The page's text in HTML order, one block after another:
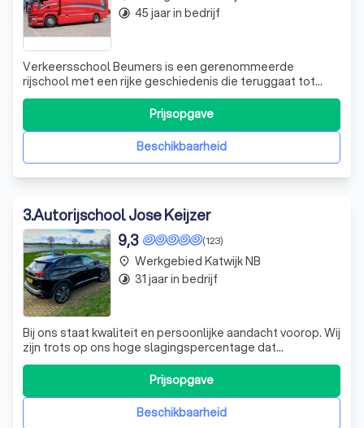
Verkeersschool Beumers is een gerenommeerde
rijschool met een rijke geschiedenis die teruggaat tot
1962. Wij zijn uw betrouwbare partner voor bijna alle
rijbewijzen, van auto tot vrachtwagen. Onze school is
aangesloten bij het Centraal Register Kort
Beroepsonderwijs (CRKBO), wat betekent dat al onze
Beschikbaarheid
Prijsopgave
timelapse 45 jaar in bedrijf
3.Autorijschool Jose Keijzer
(123)
9,3
Bij ons staat kwaliteit en persoonlijke aandacht voorop. Wij
zijn trots op ons hoge slagingspercentage dat
ruimschoots boven het landelijke gemiddelde ligt. Dit is
geen toeval, maar het resultaat van onze toewijding en
voortdurende streven naar verbetering. Wij zijn kritisch,
niet alleen naar onze lBeschikbaarheid
Prijsopgave
place Werkgebied Katwijk NB
timelapse 31 jaar in bedrijf